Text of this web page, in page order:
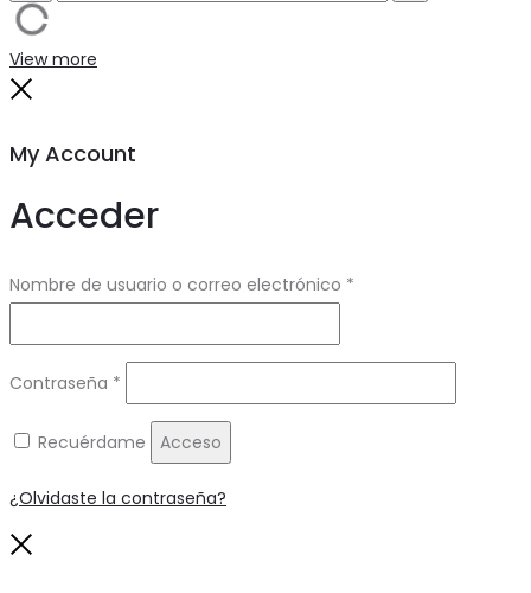
Search
View more
My Account
Acceder
Nombre de usuario o correo electrónico *
Contraseña *
Recuérdame Acceso
¿Olvidaste la contraseña?